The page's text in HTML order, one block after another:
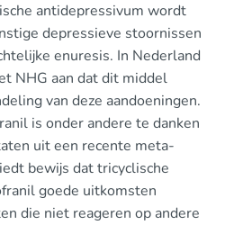
antidepressivum wordt
depressieve stoornissen
enuresis. In Nederland
NHG aan dat dit middel
van deze aandoeningen.
is onder andere te danken
uit een recente meta-
bewijs dat tricyclische
goede uitkomsten
die niet reageren op andere